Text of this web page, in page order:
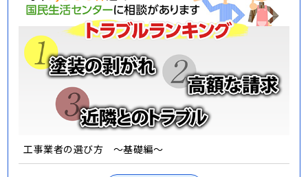
工事業者の選び方 ～基礎編～